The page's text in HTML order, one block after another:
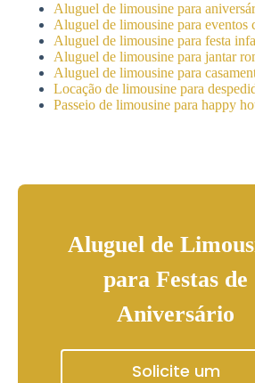
Aluguel de limousine para
Aluguel de limousine para eventos
Aluguel de limousine para festa
Aluguel de limousine para jantar
Aluguel de limousine para
Locação de limousine para
Passeio de limousine para happy
Aluguel de
para Festas de
Aniversário
Solicite um